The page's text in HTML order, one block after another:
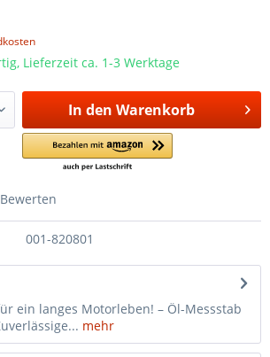
Lieferzeit ca. 1-3 Werktage
In den Warenkorb
Bewerten
001-820801
ein langes Motorleben! – Öl-Messstab
mehr